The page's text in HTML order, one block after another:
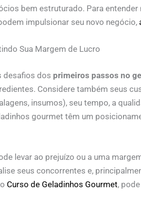
bem estruturado. Para
impulsionar seu novo negócio,
Sua Margem de Lucro
desafios dos primeiros passos no
Considere também seus
insumos), seu tempo, a
gourmet têm um
levar ao prejuízo ou a uma
seus concorrentes e,
Curso de Geladinhos Gourmet,